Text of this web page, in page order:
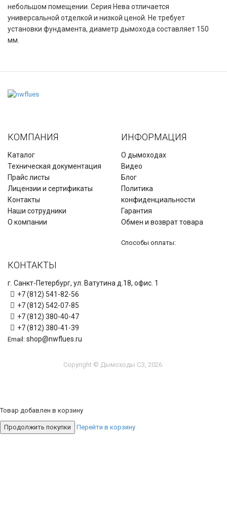
небольшом помещении. Серия Нева отличается
универсальной отделкой и низкой ценой. Не требует
установки фундамента, диаметр дымохода составляет 150
мм.
КОМПАНИЯ
Каталог
Техническая документация
Прайс листы
Лицензии и сертификаты
Контакты
Наши сотрудники
О компании
ИНФОРМАЦИЯ
О дымоходах
Видео
Блог
Политика
конфиденциальности
Гарантия
Обмен и возврат товара
Способы оплаты:
КОНТАКТЫ
г. Санкт-Петербург, ул. Ватутина д.18, офис. 1
+7 (812) 541-82-56
+7 (812) 542-07-85
+7 (812) 380-40-47
+7 (812) 380-41-39
Email: shop@nwflues.ru
Copyright © Дымоходы СЗ, 2026.
Товар добавлен в корзину
Продолжить покупки Перейти в корзину